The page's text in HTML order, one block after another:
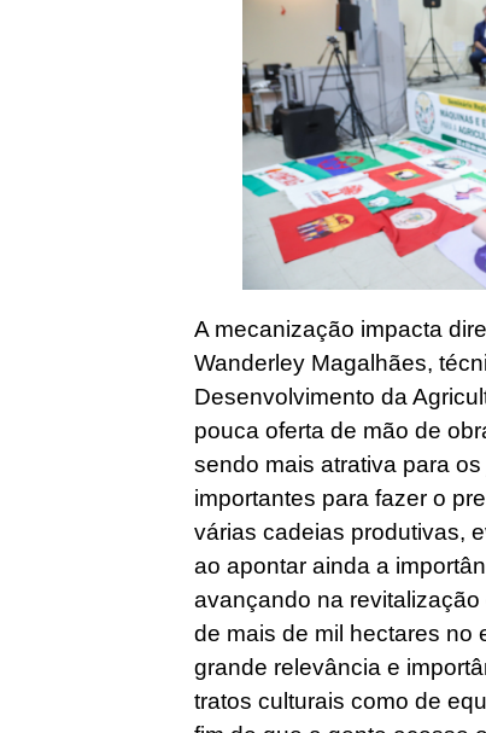
A mecanização impacta
Wanderley Magalhães,
Desenvolvimento da
pouca oferta de mão de
sendo mais atrativa para
importantes para fazer o
várias cadeias produtivas,
ao apontar ainda a
avançando na
de mais de mil hectares no
grande relevância e
tratos culturais como de